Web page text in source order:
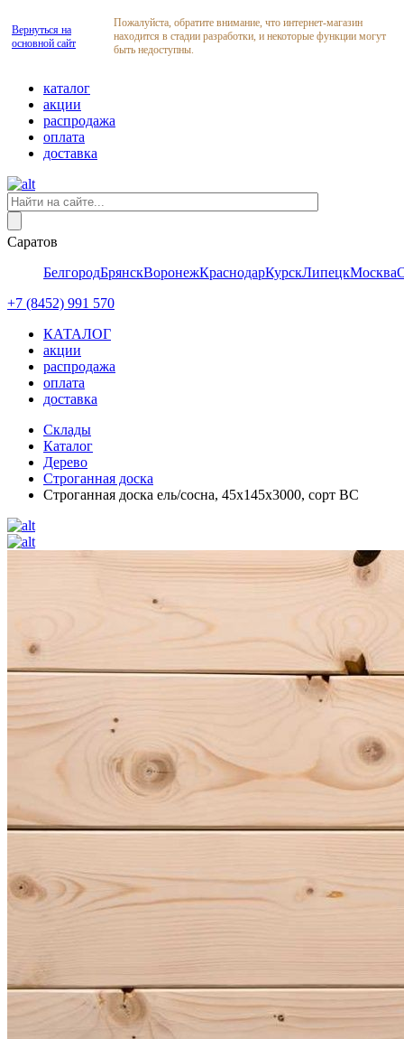
Вернуться на
основной сайт
Пожалуйста, обратите внимание, что интернет-магазин
находится в стадии разработки, и некоторые функции могут
быть недоступны.
каталог
акции
распродажа
оплата
доставка
Саратов
БелгородБрянскВоронежКраснодарКурскЛипецкМосква
+7 (8452) 991 570
КАТАЛОГ
акции
распродажа
оплата
доставка
Склады
Каталог
Дерево
Строганная доска
Строганная доска ель/сосна, 45х145х3000, сорт ВС